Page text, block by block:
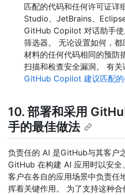
匹配的代码和任何许可证详
Studio、JetBrains、
GitHub Copilot 对话助手使
筛选器。 无论设置如何，
材料的任何代码相同的预防
扫描和检查安全漏洞。 有关
GitHub Copilot 建议匹配的
10. 部署和采用
手的最佳做法
负责任的 AI 是GitHub与其客户
GitHub 在构建 AI 应用时以安全
客户在各自的应用场景中负责任
挥着关键作用。 为了支持这种